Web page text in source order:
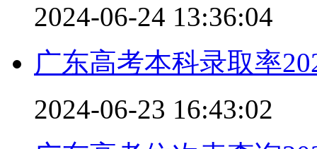
2024-06-24 13:36:04
广东高考本科录取率
2024-06-23 16:43:02